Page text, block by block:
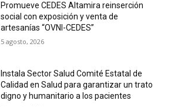
Promueve CEDES Altamira reinserción
social con exposición y venta de
artesanías “OVNI-CEDES”
5 agosto, 2026
Instala Sector Salud Comité Estatal de
Calidad en Salud para garantizar un trato
digno y humanitario a los pacientes